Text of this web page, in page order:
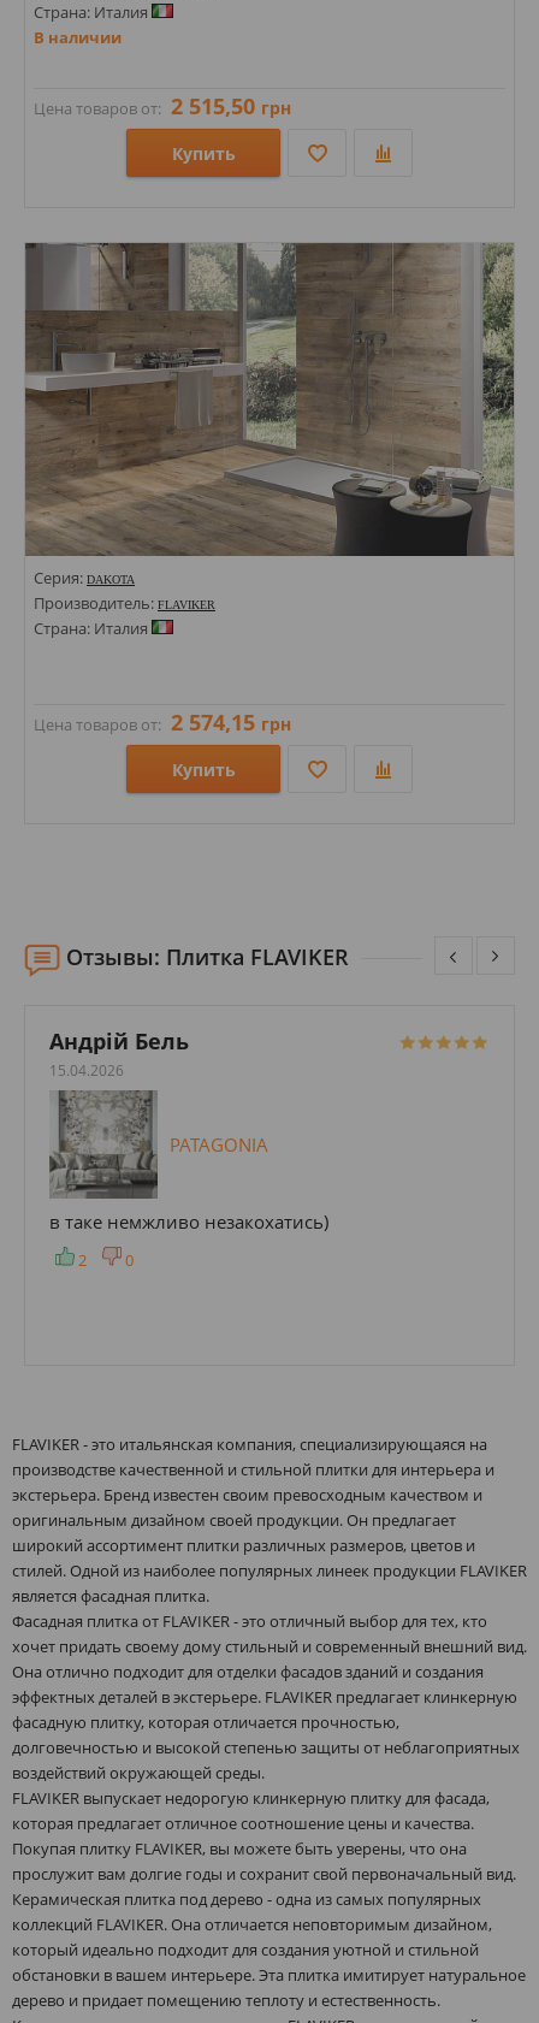
Страна: Италия
В наличии
Цена товаров от: 2 515,50 грн
Купить
Стили: Под мрамор; Оникс; Под камень; Под оникс;
Серия: DAKOTA
Производитель: FLAVIKER
Страна: Италия
Цена товаров от: 2 574,15 грн
Купить
Отзывы: Плитка FLAVIKER
Андрій Бель
15.04.2026
PATAGONIA
в таке немжливо незакохатись)
2 0
FLAVIKER - это итальянская компания, специализирующаяся на
производстве качественной и стильной плитки для интерьера и
экстерьера. Бренд известен своим превосходным качеством и
оригинальным дизайном своей продукции. Он предлагает
широкий ассортимент плитки различных размеров, цветов и
стилей. Одной из наиболее популярных линеек продукции FLAVIKER
является фасадная плитка.
Фасадная плитка от FLAVIKER - это отличный выбор для тех, кто
хочет придать своему дому стильный и современный внешний вид.
Она отлично подходит для отделки фасадов зданий и создания
эффектных деталей в экстерьере. FLAVIKER предлагает клинкерную
фасадную плитку, которая отличается прочностью,
долговечностью и высокой степенью защиты от неблагоприятных
воздействий окружающей среды.
FLAVIKER выпускает недорогую клинкерную плитку для фасада,
которая предлагает отличное соотношение цены и качества.
Покупая плитку FLAVIKER, вы можете быть уверены, что она
прослужит вам долгие годы и сохранит свой первоначальный вид.
Керамическая плитка под дерево - одна из самых популярных
коллекций FLAVIKER. Она отличается неповторимым дизайном,
который идеально подходит для создания уютной и стильной
обстановки в вашем интерьере. Эта плитка имитирует натуральное
дерево и придает помещению теплоту и естественность.